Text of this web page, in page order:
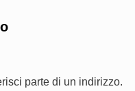
parte di un indirizzo.